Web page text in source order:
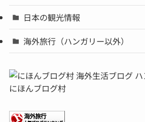
日本の観光情報
海外旅行（ハンガリー以外）
にほんブログ村